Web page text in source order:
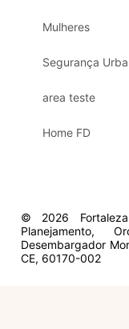
Mulheres
Segurança
area teste
Home FD
© 2026
Planejamento,
Desembargador
CE, 60170-002